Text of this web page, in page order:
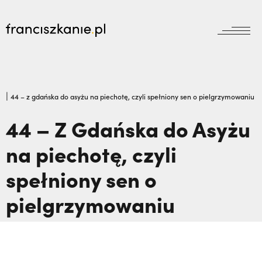
jubileusz
odpust
wydarzenia
dokumenty
biblioteka
wydarzenia
prowincja
powołanie
dzieła
zakon
bracia mniejsi
reguła i życie
franciszek
księgarnia
wesprzyj
Wyszukiwarka
najczęściej wyszukiwane
| 44 – z gdańska do asyżu na piechotę, czyli spełniony sen o pielgrzymowaniu
44 – Z Gdańska do Asyżu
na piechotę, czyli
spełniony sen o
pielgrzymowaniu